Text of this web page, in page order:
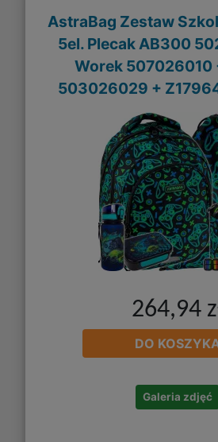
AstraBag Zestaw
5el. Plecak AB300
Worek 507026010
503026029 +
264,94
DO
Galeria zdjęć